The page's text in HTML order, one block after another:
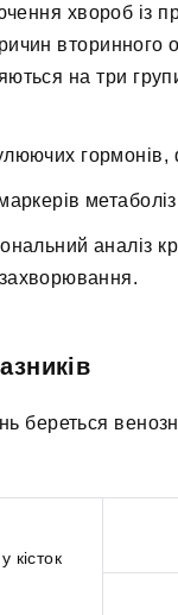
хвороб із
вторинного
на три
аналіз
береться
кісток